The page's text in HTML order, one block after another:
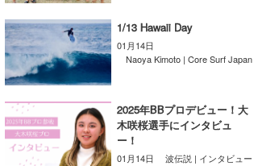
1/13 Hawaii Day
01月14日
Naoya Kimoto | Core Surf Japan
2025年BBプロデビュー！大
木咲桜選手にインタビュ
ー！
01月14日 波伝説 | インタビュー
S.K
Soulman
VAGY
waka☆=
YUKI☆